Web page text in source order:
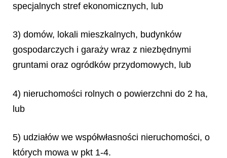
specjalnych stref ekonomicznych, lub
3) domów, lokali mieszkalnych, budynków
gospodarczych i garaży wraz z niezbędnymi
gruntami oraz ogródków przydomowych, lub
4) nieruchomości rolnych o powierzchni do 2 ha,
lub
5) udziałów we współwłasności nieruchomości, o
których mowa w pkt 1-4.